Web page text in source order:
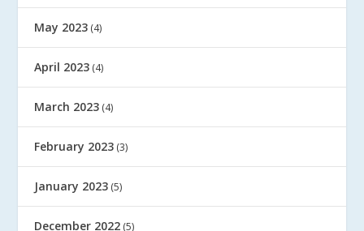
May 2023 (4)
April 2023 (4)
March 2023 (4)
February 2023 (3)
January 2023 (5)
December 2022 (5)